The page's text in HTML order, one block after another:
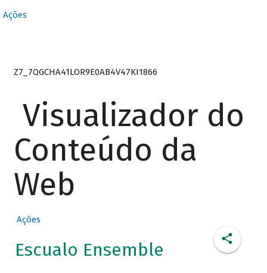
Ações
Z7_7QGCHA41LOR9E0AB4V47KI1866
Visualizador do
Conteúdo da
Web
Ações
Escualo Ensemble